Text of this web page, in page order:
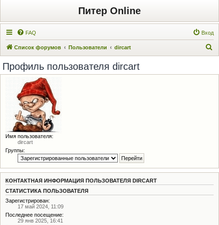
Питер Online
FAQ Вход
Список форумов Пользователи dircart
Профиль пользователя dircart
Имя пользователя:
dircart
Группы:
КОНТАКТНАЯ ИНФОРМАЦИЯ ПОЛЬЗОВАТЕЛЯ DIRCART
СТАТИСТИКА ПОЛЬЗОВАТЕЛЯ
Зарегистрирован:
17 май 2024, 11:09
Последнее посещение:
29 янв 2025, 16:41